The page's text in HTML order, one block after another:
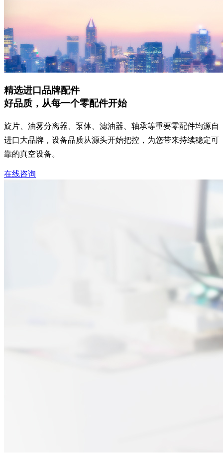
精选进口品牌配件
好品质，从每一个零配件开始
旋片、油雾分离器、泵体、滤油器、轴承等重要零配件均源自
进口大品牌，设备品质从源头开始把控，为您带来持续稳定可
靠的真空设备。
在线咨询